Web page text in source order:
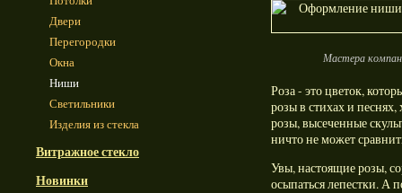
Двери
Перегородки
Окна
Ниши
Светильники
Изделия из стекла
Витражное стекло
Новинки
Мастера
Роза - это цветок,
розы в стихах и
розы, высеченные
ничто не может
Увы, настоящие розы,
осыпаться лепестки. А